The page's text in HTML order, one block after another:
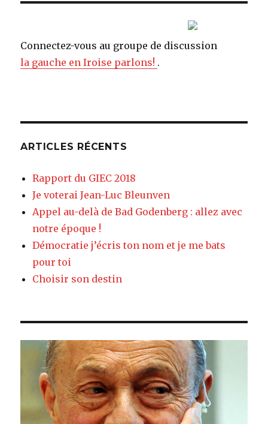
Connectez-vous au groupe de discussion
la gauche en Iroise parlons! .
ARTICLES RÉCENTS
Rapport du GIEC 2018
Je voterai Jean-Luc Bleunven
Appel au-delà de Bad Godenberg : allez avec
notre époque !
Démocratie j’écris ton nom et je me bats
pour toi
Choisir son destin